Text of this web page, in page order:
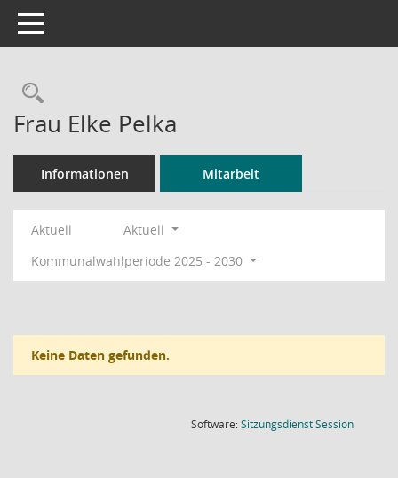
Toggle navigation
Rechercheauswahl
Frau Elke Pelka
Informationen Mitarbeit
Aktuell
Aktuell
Kommunalwahlperiode 2025 - 2030
Keine Daten gefunden.
Software:SitzungsdienstSession(Wird in